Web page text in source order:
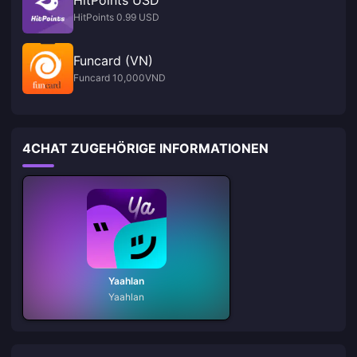
HitPoints 0.99 USD
Funcard (VN)
Funcard 10,000VND
4CHAT ZUGEHÖRIGE INFORMATIONEN
Yaahlan
Yaahlan